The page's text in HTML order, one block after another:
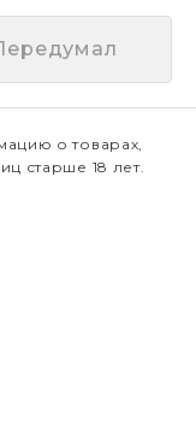
о товарах,
старше 18 лет.